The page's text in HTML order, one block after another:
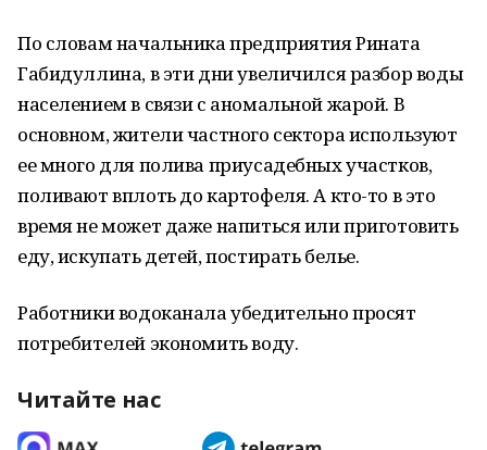
По словам начальника предприятия Рината
Габидуллина, в эти дни увеличился разбор воды
населением в связи с аномальной жарой. В
основном, жители частного сектора используют
ее много для полива приусадебных участков,
поливают вплоть до картофеля. А кто-то в это
время не может даже напиться или приготовить
еду, искупать детей, постирать белье.
Работники водоканала убедительно просят
потребителей экономить воду.
Читайте нас